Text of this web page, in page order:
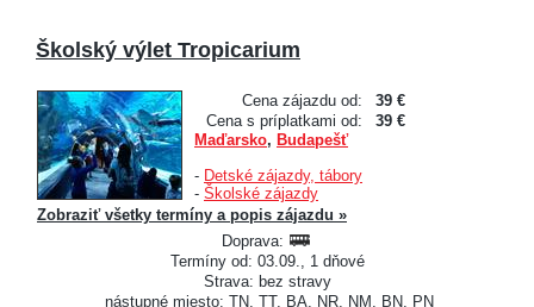
Školský výlet Tropicarium
Cena zájazdu od:
39 €
Cena s príplatkami od:
39 €
Maďarsko, Budapešť
- Detské zájazdy, tábory
- Školské zájazdy
Zobraziť všetky termíny a popis zájazdu »
Doprava:
Termíny od: 03.09., 1 dňové
Strava: bez stravy
nástupné miesto: TN, TT, BA, NR, NM, BN, PN